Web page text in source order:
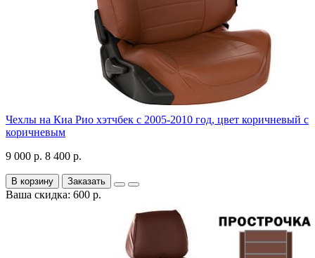
Чехлы на Киа Рио хэтчбек с 2005-2010 год, цвет коричневый с
коричневым
9 000 р. 8 400 р.
В корзину Заказать
Ваша скидка: 600 р.